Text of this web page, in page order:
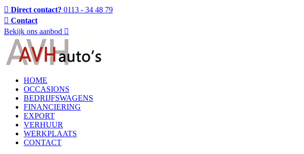
Direct contact? 0113 - 34 48 79
Contact
Bekijk ons aanbod
HOME
OCCASIONS
BEDRIJFSWAGENS
FINANCIERING
EXPORT
VERHUUR
WERKPLAATS
CONTACT